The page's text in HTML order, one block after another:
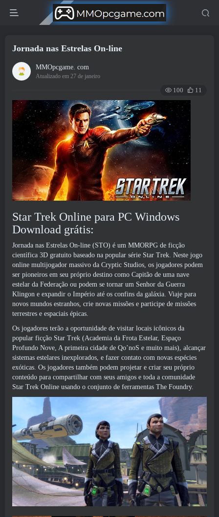
Jornada nas Estrelas On-line
MMOpcgame. com
Atualizado em 27 de janeiro
100 11
Star Trek Online para PC Windows
Download grátis:
Jornada nas Estrelas On-line (STO) é um MMORPG de ficção
científica 3D gratuito baseado na popular série Star Trek. Neste jogo
online multijogador massivo da Cryptic Studios, os jogadores podem
ser pioneiros em seu próprio destino como Capitão de uma nave
estelar da Federação ou podem se tornar um Senhor da Guerra
Klingon e expandir o Império até os confins da galáxia. Viaje para
novos mundos estranhos, crie novas missões e participe de missões
terrestres e espaciais épicas.
Os jogadores terão a oportunidade de visitar locais icônicos da
popular ficção Star Trek (Academia da Frota Estelar, Espaço
Profundo Nove, A primeira cidade de Qo’noS e muito mais), alcançar
sistemas estelares inexplorados, e fazer contato com novas espécies
exóticas. Os jogadores também podem projetar e criar seu próprio
conteúdo para compartilhar com seus amigos e toda a comunidade
Star Trek Online usando o conjunto de ferramentas The Foundry.